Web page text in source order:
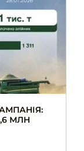
МЛН